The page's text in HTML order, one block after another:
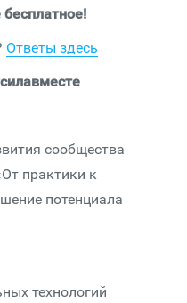
Ответы здесь
сообщества
практики к
потенциала
технологий